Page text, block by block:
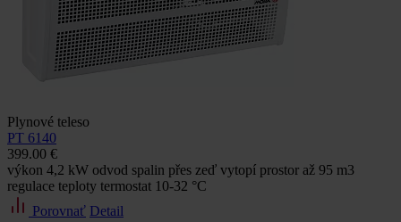
Plynové teleso
PT 6140
399.00 €
výkon 4,2 kW odvod spalin přes zeď vytopí prostor až 95 m3
regulace teploty termostat 10-32 °C
Porovnať Detail